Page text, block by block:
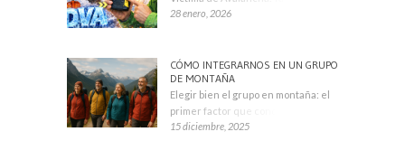
28 enero, 2026
CÓMO INTEGRARNOS EN UN GRUPO
DE MONTAÑA
Elegir bien el grupo en montaña: el
primer factor que condiciona tu
15 diciembre, 2025